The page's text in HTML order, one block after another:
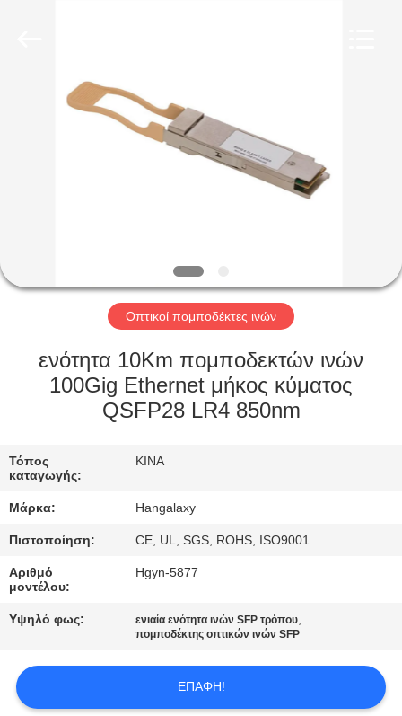
ΠΕΡΊΠΟΥ
ΕΜΕΊΣ
ΓΎΡΟΣ
ΕΡΓΟΣΤΑΣΊΩΝ
ΈΛΕΓΧΟΣ
ΜΑΣ
ΕΛΆΤΕ
ΣΕ
ΕΠΑΦΉ
ΖΗΤΉΣΤΕ
Οπτικοί πομποδέκτες ινών
ενότητα 10Km πομποδεκτών ινών
100Gig Ethernet μήκος κύματος
QSFP28 LR4 850nm
Τόπος
καταγωγής:
ΚΙΝΑ
Μάρκα: Hangalaxy
Πιστοποίηση: CE, UL, SGS, ROHS, ISO9001
Αριθμό
μοντέλου:
Hgyn-5877
Υψηλό φως: ενιαία ενότητα ινών SFP τρόπου,
πομποδέκτης οπτικών ινών SFP
ΕΠΑΦΉ!